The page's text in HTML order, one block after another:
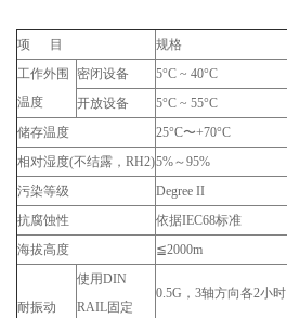
项 目
规格
工作外围
温度
密闭设备
5°C ~ 40°C
开放设备
5°C ~ 55°C
储存温度
25°C〜+70°C
相对湿度(不结露，RH2)5%～95%
污染等级
Degree II
抗腐蚀性
依据IEC68标准
海拔高度
≦2000m
耐振动
使用DIN
RAIL固定
0.5G，3轴方向各2小时